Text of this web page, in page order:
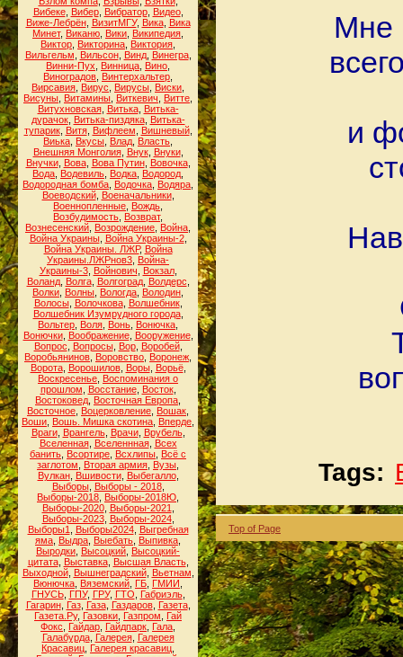
Вибеке, Вибер, Вибратор, Видео,
Виже-Лебрён, ВизитМГУ, Вика, Вика
Минет, Виканю Вики Википедия
Виктор Викторина Виктория
Вильгельм
Вильсон, Винд, Винегра,
Винни-Пух
Винница Вино
Виноградов Винтерхальтер
Вирсавия Вирус Вирусы Виски
Висуны Витамины Виткевич Витте
Витухновская, Витька, Витька-
дурачок, Витька-пиздяка, Витька-
тупарик, Витя, Вифлеем Вишневый,
Виька Вкусы Влад Власть
Внешняя Монголия, Внук, Внуки,
Внучки, Вова, Вова Путин, Вовочка,
Вода Водевиль Водка Водород
Водородная бомба Водочка Водяра
Воеводский, Военачальники,
Военнопленные Вождь
Возбудимость Возврат,
Вознесенский Возрождение Война
Война Украины, Война Украины-2,
Война Украины. ЛЖР, Война
Украины.ЛЖРнов3 Война-
Украины-3, Войнович Вокзал,
Воланд, Волга, Волгоград, Волдерс
Волки Волны Вологда Володин
Волосы, Волочкова, Волшебник,
Волшебник Изумрудного города,
Вольтер Воля Вонь Вонючка
Вонючки, Воображение, Вооружение,
Вопрос
Вопросы, Вор, Воробей,
Воробьянинов Воровство Воронеж
Ворота, Ворошилов, Воры, Ворьё,
Воскресенье Воспоминания о
прошлом
Восстание, Восток,
Востоковед Восточная Европа
Восточное Воцерковление Вошак
Воши Вошь. Мишка скотина Вперде
Враги, Врангель, Врачи, Врубель,
Вселенная, Вселеннная, Всех
банить Всортире Всхлипы Всё с
заглотом
Вторая армия Вузы
Вулкан, Вшивости, Выбегалло,
Выборы, Выборы - 2018,
Выборы-2018 Выборы-2018Ю
Выборы-2020, Выборы-2021
Выборы-2023, Выборы-2024,
Выборы1
Выборы2024, Выгребная
яма Выдра Выебать Выпивка
Выродки Высоцкий Высоцкий-
цитата, Выставка, Высшая Власть,
Выходной, Вышнеградский, Вьетнам
Вюнючка Вяземский ГБ ГМИИ
ГНУСЬ, ГПУ, ГРУ, ГТО Габриэль,
Гагарин, Газ, Газа, Газдаров, Газета,
Газета.Ру, Газовки Газпром
Гай
Фокс
Гайдар Гайдпарк Гала
Галабурда, Галерея, Галерея
Красавиц Галерея красавиц
Мне
и
Tags:
Top of Page